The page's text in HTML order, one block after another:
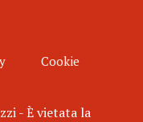
Cookie
- È vietata la